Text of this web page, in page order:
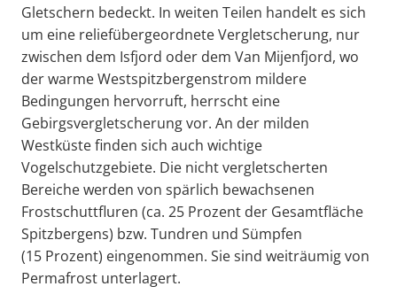
Gletschern bedeckt. In weiten Teilen handelt es sich
um eine reliefübergeordnete Vergletscherung, nur
zwischen dem Isfjord oder dem Van Mijenfjord, wo
der warme Westspitzbergenstrom mildere
Bedingungen hervorruft, herrscht eine
Gebirgsvergletscherung vor. An der milden
Westküste finden sich auch wichtige
Vogelschutzgebiete. Die nicht vergletscherten
Bereiche werden von spärlich bewachsenen
Frostschuttfluren (ca. 25 Prozent der Gesamtfläche
Spitzbergens) bzw. Tundren und Sümpfen
(15 Prozent) eingenommen. Sie sind weiträumig von
Permafrost unterlagert.